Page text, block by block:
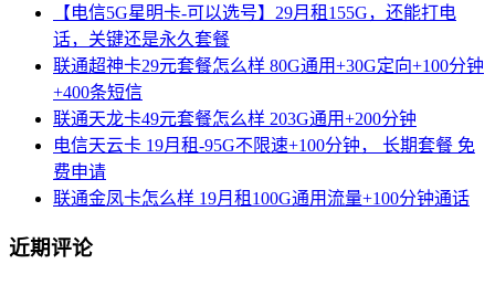
【电信5G星明卡-可以选号】29月租155G，还能打电
话，关键还是永久套餐
联通超神卡29元套餐怎么样 80G通用+30G定向+100分钟
+400条短信
联通天龙卡49元套餐怎么样 203G通用+200分钟
电信天云卡 19月租-95G不限速+100分钟， 长期套餐 免
费申请
联通金凤卡怎么样 19月租100G通用流量+100分钟通话
近期评论